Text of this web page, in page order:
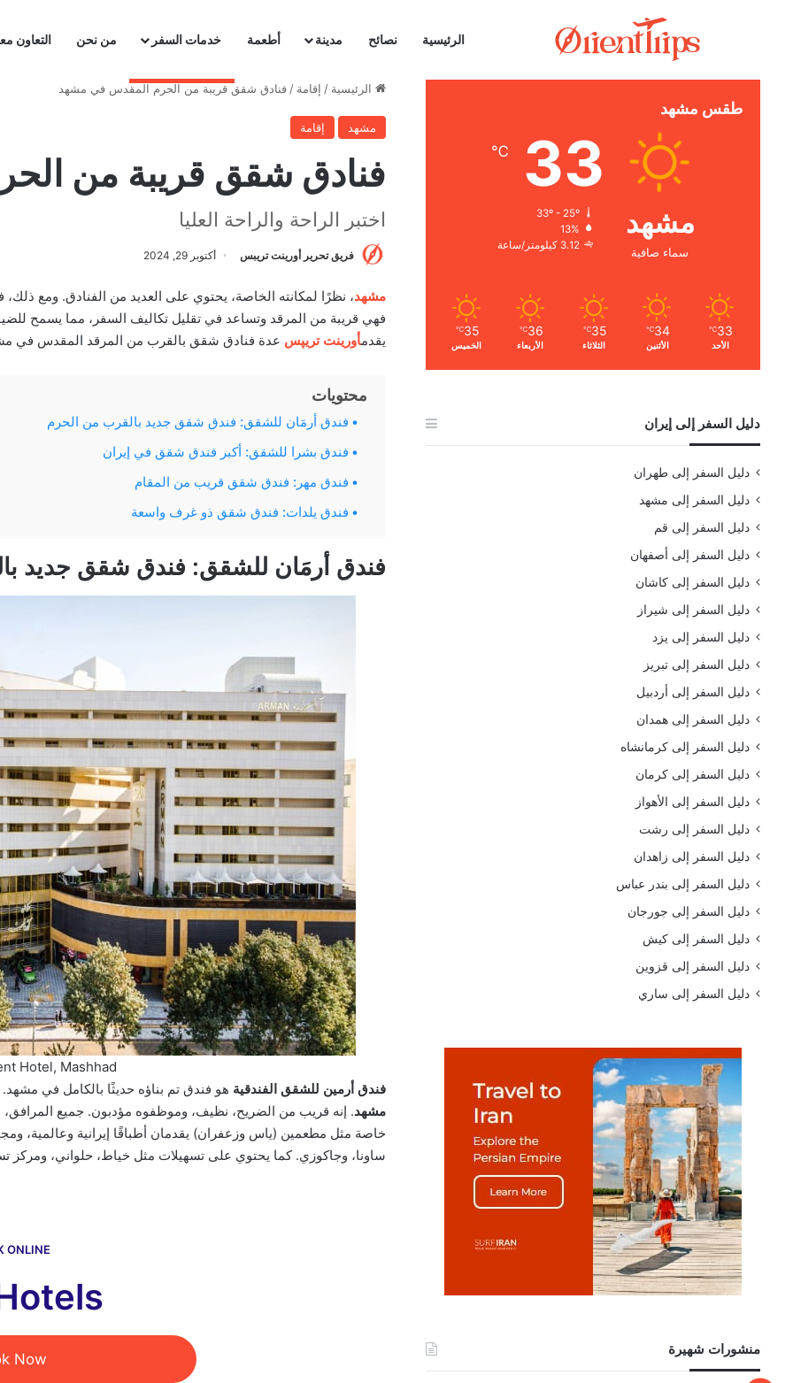
الرئيسية نصائح مدينة أطعمة خدمات السفر من نحن التعاون
الرئيسية / إقامة / فنادق شقق قريبة من الحرم المقدس في مشهد
مشهد إقامة
فنادق شقق قريبة من
اختبر الراحة والراحة العليا
فريق تحرير أورينت تريبس أكتوبر 29, 2024
مشهد، نظرًا لمكانته الخاصة، يحتوي على العديد من الفنادق. ومع
فهي قريبة من المرقد وتساعد في تقليل تكاليف السفر، مما يسمح
يقدمأورينت تريپس عدة فنادق شقق بالقرب من المرقد المقدس في
محتويات
فندق أرمَان للشقق: فندق شقق جديد بالقرب من الحرم
فندق بشرا للشقق: أكبر فندق شقق في إيران
فندق مهر: فندق شقق قريب من المقام
فندق يلدات: فندق شقق ذو غرف واسعة
فندق أرمَان للشقق: فندق شقق جديد
Hotel, Mashhad
فندق أرمين للشقق الفندقية هو فندق تم بناؤه حديثًا بالكامل في
مشهد. إنه قريب من الضريح، نظيف، وموظفوه مؤدبون. جميع
خاصة مثل مطعمين (ياس وزعفران) يقدمان أطباقًا إيرانية وعالمية،
ساونا، وجاكوزي. كما يحتوي على تسهيلات مثل خياط، حلواني، ومركز
ONLINE
Now
طقس مشهد
مشهد
سماء صافية
33
℃
33º - 25º
13%
3.12 كيلومتر/ساعة
33
℃
الأحد
34
℃
الأثنين
35
℃
الثلاثاء
36
℃
الأربعاء
35
℃
الخميس
دليل السفر إلى إيران
دليل السفر إلى طهران
دليل السفر إلى مشهد
دليل السفر إلى قم
دليل السفر إلى أصفهان
دليل السفر إلى كاشان
دليل السفر إلى شيراز
دليل السفر إلى يزد
دليل السفر إلى تبريز
دليل السفر إلى أردبيل
دليل السفر إلى همدان
دليل السفر إلى كرمانشاه
دليل السفر إلى كرمان
دليل السفر إلى الأهواز
دليل السفر إلى رشت
دليل السفر إلى زاهدان
دليل السفر إلى بندر عباس
دليل السفر إلى جورجان
دليل السفر إلى كيش
دليل السفر إلى قزوين
دليل السفر إلى ساري
منشورات شهيرة